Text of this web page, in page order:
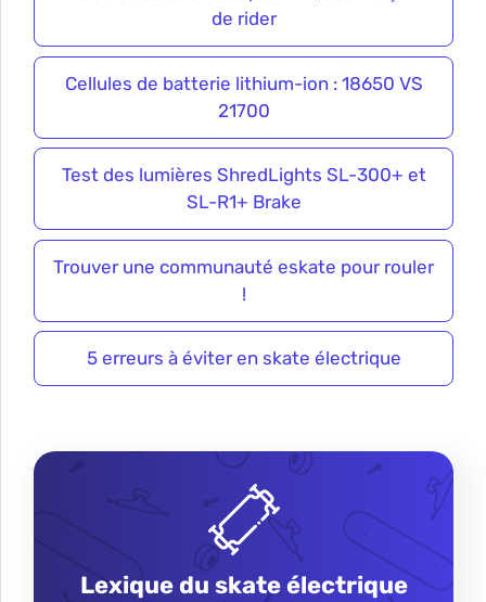
de rider
Cellules de batterie lithium-ion : 18650 VS
21700
Test des lumières ShredLights SL-300+ et
SL-R1+ Brake
Trouver une communauté eskate pour rouler
!
5 erreurs à éviter en skate électrique
Lexique du skate électrique